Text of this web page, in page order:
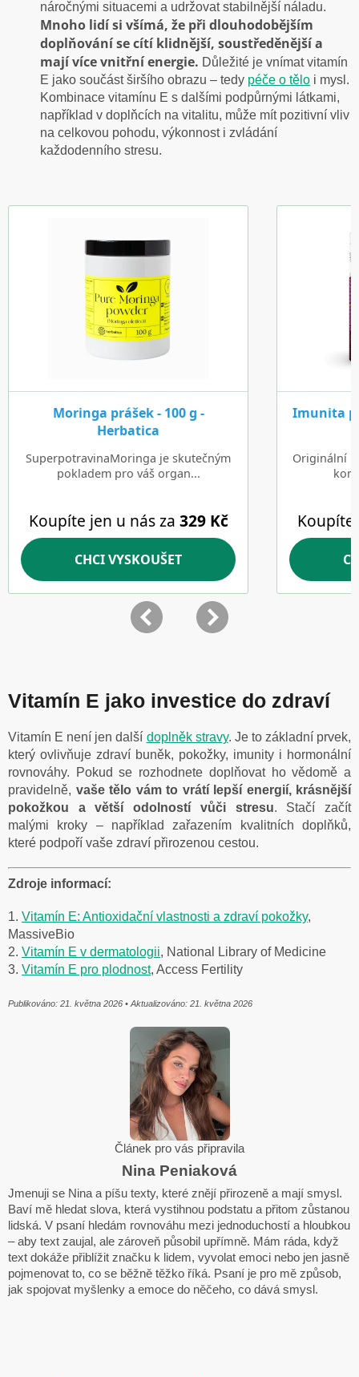
náročnými situacemi a udržovat stabilnější náladu.
Mnoho lidí si všímá, že při dlouhodobějším
doplňování se cítí klidnější, soustředěnější a
mají více vnitřní energie. Důležité je vnímat vitamín
E jako součást širšího obrazu – tedy péče o tělo i mysl.
Kombinace vitamínu E s dalšími podpůrnými látkami,
například v doplňcích na vitalitu, může mít pozitivní vliv
na celkovou pohodu, výkonnost i zvládání
každodenního stresu.
Vitamín E jako investice do zdraví
Vitamín E není jen další doplněk stravy. Je to základní prvek,
který ovlivňuje zdraví buněk, pokožky, imunity i hormonální
rovnováhy. Pokud se rozhodnete doplňovat ho vědomě a
pravidelně, vaše tělo vám to vrátí lepší energií, krásnější
pokožkou a větší odolností vůči stresu. Stačí začít
malými kroky – například zařazením kvalitních doplňků,
které podpoří vaše zdraví přirozenou cestou.
Zdroje informací:
1. Vitamín E: Antioxidační vlastnosti a zdraví pokožky,
MassiveBio
2. Vitamín E v dermatologii, National Library of Medicine
3. Vitamín E pro plodnost, Access Fertility
Publikováno: 21. května 2026 • Aktualizováno: 21. května 2026
Článek pro vás připravila
Nina Peniaková
Jmenuji se Nina a píšu texty, které znějí přirozeně a mají smysl.
Baví mě hledat slova, která vystihnou podstatu a přitom zůstanou
lidská. V psaní hledám rovnováhu mezi jednoduchostí a hloubkou
– aby text zaujal, ale zároveň působil upřímně. Mám ráda, když
text dokáže přiblížit značku k lidem, vyvolat emoci nebo jen jasně
pojmenovat to, co se běžně těžko říká. Psaní je pro mě způsob,
jak spojovat myšlenky a emoce do něčeho, co dává smysl.